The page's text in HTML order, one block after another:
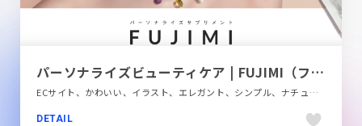
パーソナライズビューティケア | FUJIMI（フジミ）
ECサイト、かわいい、イラスト、エレガント、シンプル、ナチュラル、ファッション・ビューティー、ブランド・サービスサイト、ホワイト系、モーション多め、商品紹介、大きめ写真、飲料・食品
DETAIL